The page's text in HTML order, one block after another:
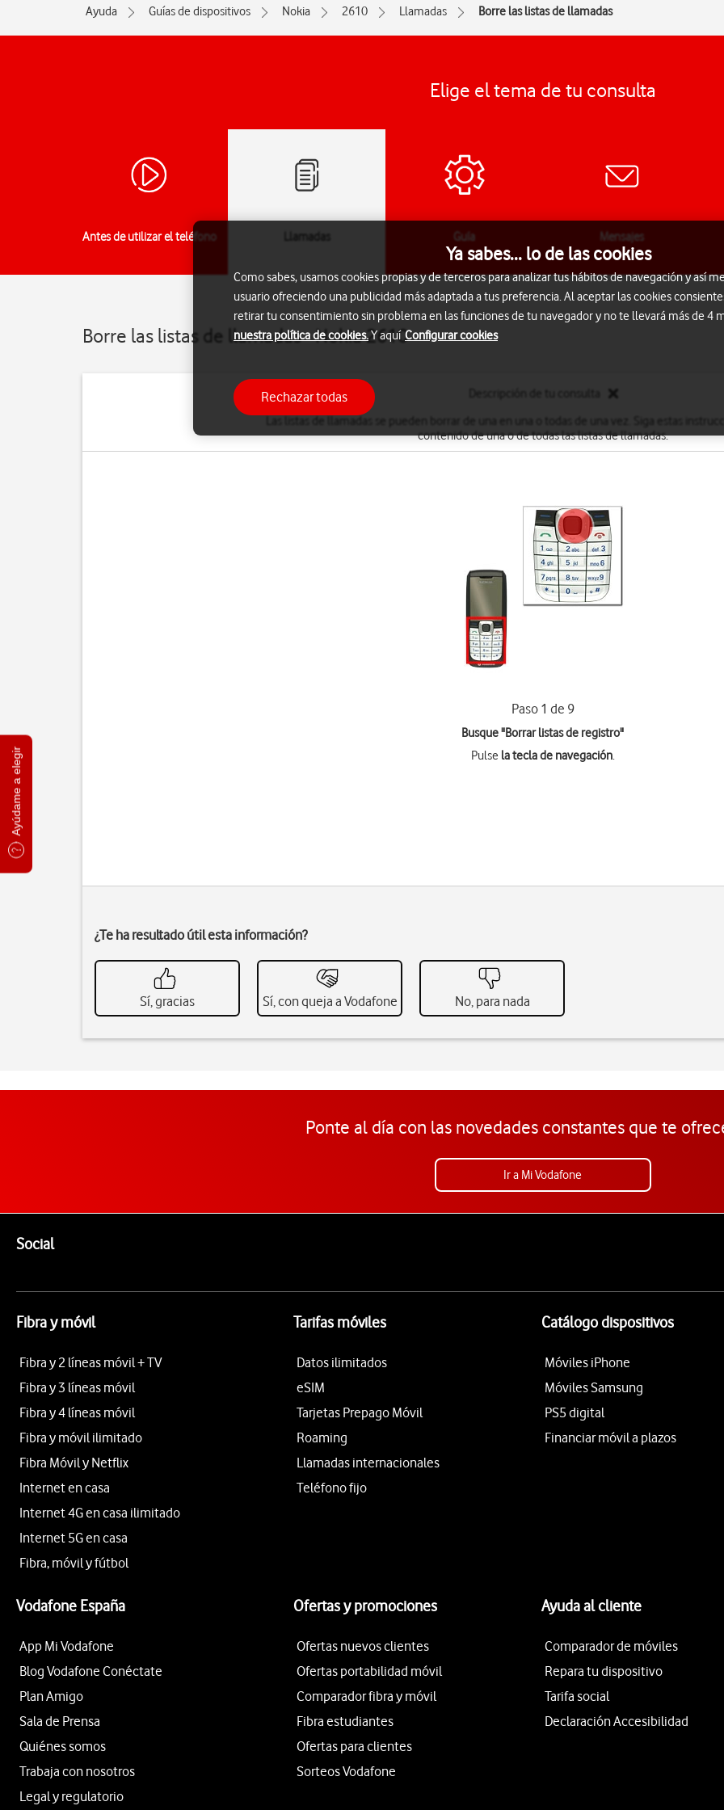
Ayúdame a elegir
Ayuda Guías de dispositivos Nokia 2610 Llamadas Borre las listas de llamadas
Elige el tema de tu consulta
Antes de utilizar el teléfono Llamadas Guía Mensajes
Borre las listas de llamadas - Nokia 2610
contenido de una o de todas las listas de llamadas.
Paso 1 de 9
Busque "Borrar listas de registro"
Pulse la tecla de navegación.
¿Te ha resultado útil esta información?
Sí, gracias Sí, con queja a Vodafone No, para nada
Ponte al día con las novedades constantes que te
Ir a Mi Vodafone
SocialEnlaces a las redes sociales de Vodafone
Fibra y móvil
Fibra y 2 líneas móvil + TV
Fibra y 3 líneas móvil
Fibra y 4 líneas móvil
Fibra y móvil ilimitado
Fibra Móvil y Netflix
Internet en casa
Internet 4G en casa ilimitado
Internet 5G en casa
Fibra, móvil y fútbol
Tarifas móviles
Datos ilimitados
eSIM
Tarjetas Prepago Móvil
Roaming
Llamadas internacionales
Teléfono fijo
Catálogo dispositivos
Móviles iPhone
Móviles Samsung
PS5 digital
Financiar móvil a plazos
Vodafone España
App Mi Vodafone
Blog Vodafone Conéctate
Plan Amigo
Sala de Prensa
Quiénes somos
Trabaja con nosotros
Legal y regulatorio
Ofertas y promociones
Ofertas nuevos clientes
Ofertas portabilidad móvil
Comparador fibra y móvil
Fibra estudiantes
Ofertas para clientes
Sorteos Vodafone
Ayuda al cliente
Comparador de móviles
Repara tu dispositivo
Tarifa social
Declaración Accesibilidad
Ya sabes... lo de las cookies
Como sabes, usamos cookies propias y de terceros para analizar tus hábitos de navegación y así
usuario ofreciendo una publicidad más adaptada a tus preferencia. Al aceptar las cookies
retirar tu consentimiento sin problema en las funciones de tu navegador y no te llevará más de 4
nuestra política de cookies.Y aquíConfigurar cookies
Rechazar todas